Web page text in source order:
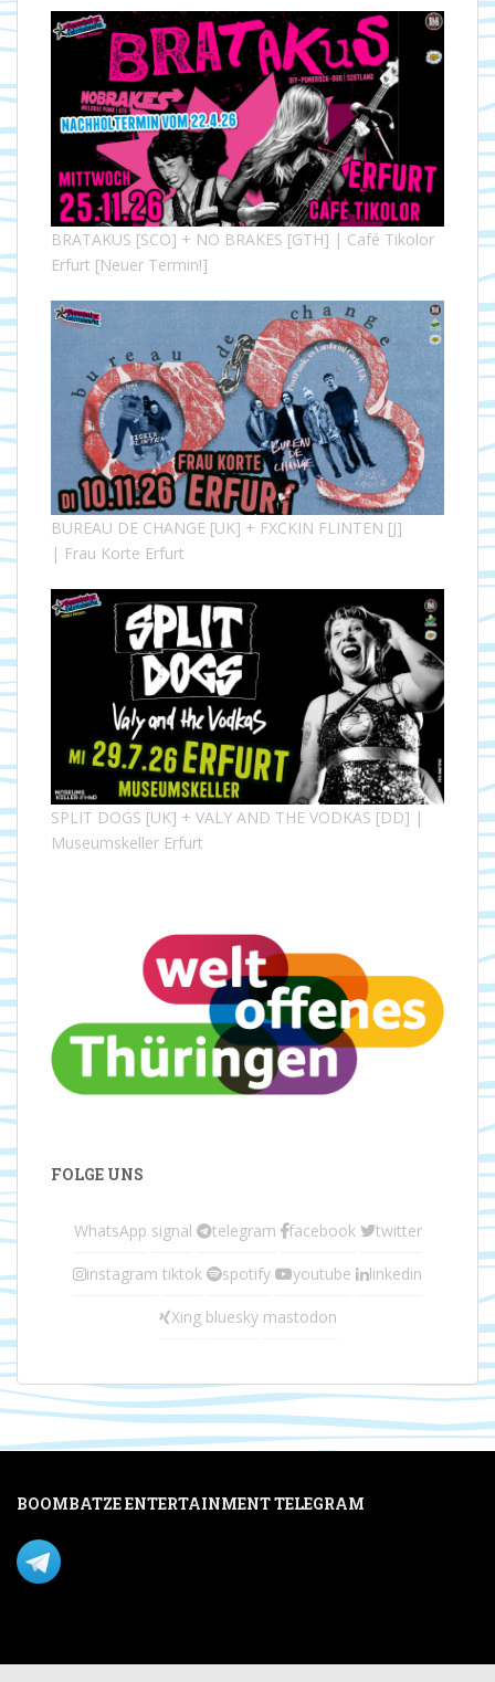
BRATAKUS [SCO] + NO BRAKES [GTH] | Café Tikolor
Erfurt [Neuer Termin!]
BUREAU DE CHANGE [UK] + FXCKIN FLINTEN [J]
| Frau Korte Erfurt
SPLIT DOGS [UK] + VALY AND THE VODKAS [DD] |
Museumskeller Erfurt
FOLGE UNS
WhatsApp signal telegram facebook twitter
instagram tiktok spotify youtube linkedin
Xing bluesky mastodon
BOOMBATZE ENTERTAINMENT TELEGRAM